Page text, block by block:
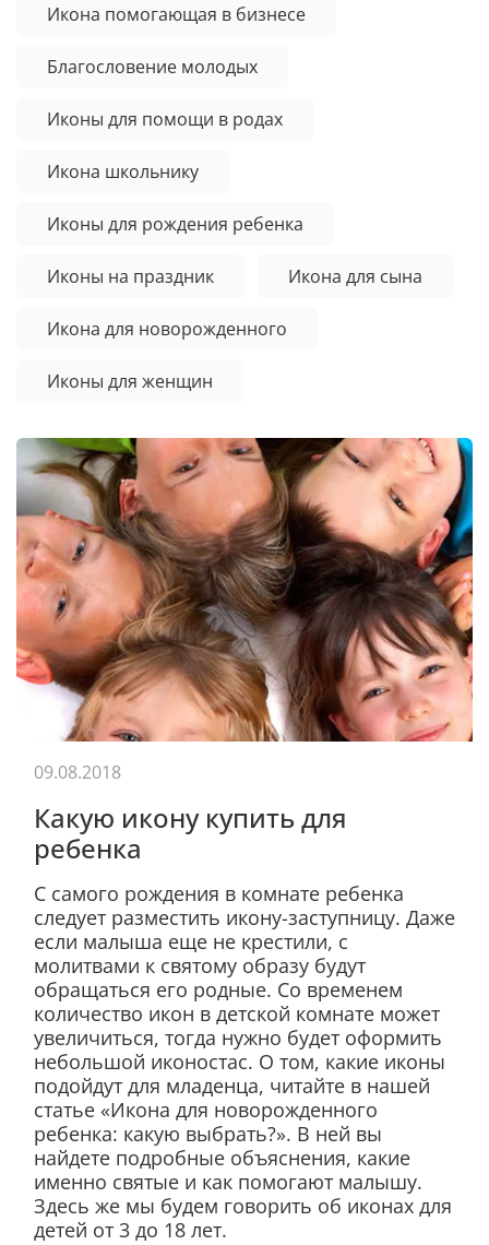
Икона помогающая в бизнесе
Благословение молодых
Иконы для помощи в родах
Икона школьнику
Иконы для рождения ребенка
Иконы на праздник Икона для сына
Икона для новорожденного
Иконы для женщин
Какую икону купить для
ребенка
С самого рождения в комнате ребенка
следует разместить икону-заступницу. Даже
если малыша еще не крестили, с
молитвами к святому образу будут
обращаться его родные. Со временем
количество икон в детской комнате может
увеличиться, тогда нужно будет оформить
небольшой иконостас. О том, какие иконы
подойдут для младенца, читайте в нашей
статье «Икона для новорожденного
ребенка: какую выбрать?». В ней вы
найдете подробные объяснения, какие
именно святые и как помогают малышу.
Здесь же мы будем говорить об иконах для
детей от 3 до 18 лет.
09.08.2018